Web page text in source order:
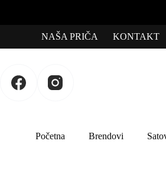
NAŠA PRIČA KONTAKT
Početna Brendovi